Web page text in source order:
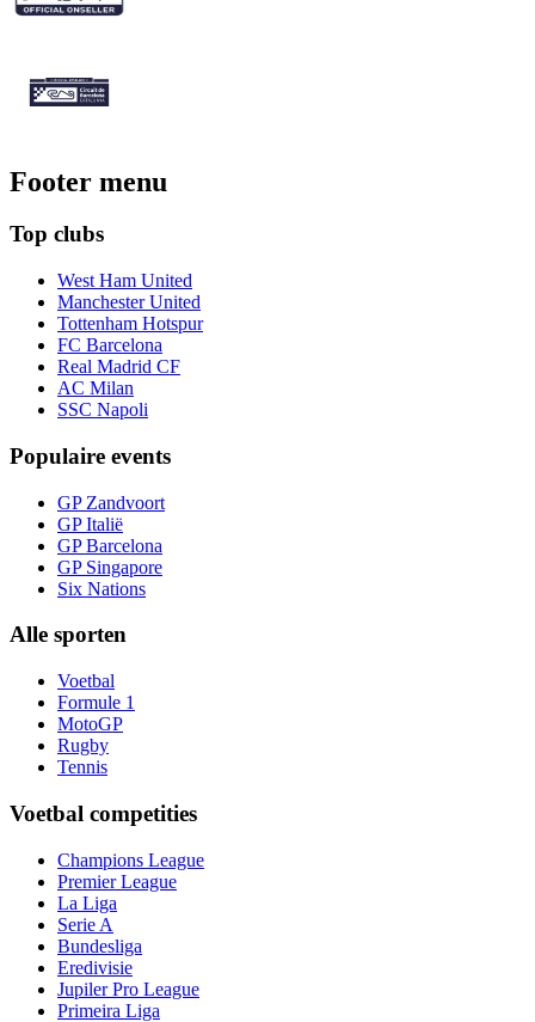
Footer menu
Top clubs
West Ham United
Manchester United
Tottenham Hotspur
FC Barcelona
Real Madrid CF
AC Milan
SSC Napoli
Populaire events
GP Zandvoort
GP Italië
GP Barcelona
GP Singapore
Six Nations
Alle sporten
Voetbal
Formule 1
MotoGP
Rugby
Tennis
Voetbal competities
Champions League
Premier League
La Liga
Serie A
Bundesliga
Eredivisie
Jupiler Pro League
Primeira Liga